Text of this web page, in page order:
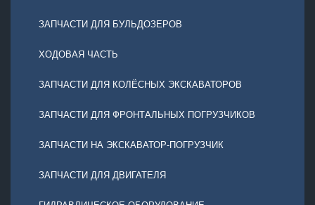
ЗАПЧАСТИ ДЛЯ БУЛЬДОЗЕРОВ
ХОДОВАЯ ЧАСТЬ
ЗАПЧАСТИ ДЛЯ КОЛЁСНЫХ ЭКСКАВАТОРОВ
ЗАПЧАСТИ ДЛЯ ФРОНТАЛЬНЫХ ПОГРУЗЧИКОВ
ЗАПЧАСТИ НА ЭКСКАВАТОР-ПОГРУЗЧИК
ЗАПЧАСТИ ДЛЯ ДВИГАТЕЛЯ